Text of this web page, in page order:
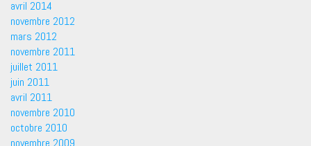
avril 2014
novembre 2012
mars 2012
novembre 2011
juillet 2011
juin 2011
avril 2011
novembre 2010
octobre 2010
novembre 2009